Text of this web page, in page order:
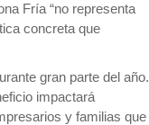
Fría “no representa
concreta que
gran parte del año.
impactará
y familias que